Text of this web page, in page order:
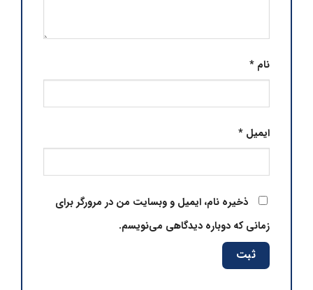
نام*
ایمیل*
ذخیره نام، ایمیل و وبسایت من در مرورگر برای
زمانی که دوباره دیدگاهی می‌نویسم.